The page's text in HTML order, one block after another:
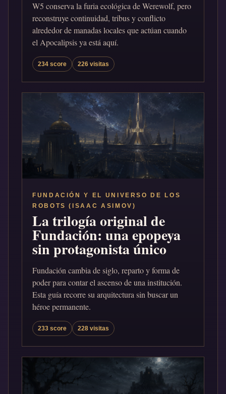
W5 conserva la furia ecológica de Werewolf, pero
reconstruye continuidad, tribus y conflicto
alrededor de manadas locales que actúan cuando
el Apocalipsis ya está aquí.
234 score 226 visitas
FUNDACIÓN Y EL UNIVERSO DE LOS
ROBOTS (ISAAC ASIMOV)
La trilogía original de
Fundación: una epopeya
sin protagonista único
Fundación cambia de siglo, reparto y forma de
poder para contar el ascenso de una institución.
Esta guía recorre su arquitectura sin buscar un
héroe permanente.
233 score 228 visitas